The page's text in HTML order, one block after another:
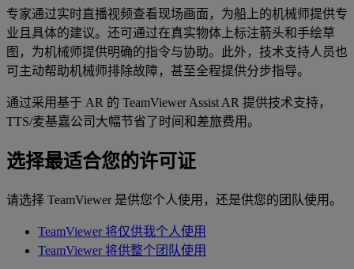
专家通过实时直播视频查看现场画面，为船上的机械师提供专
业且具体的建议。还可通过在真实物体上标注箭头和手绘草
图，为机械师提供明确的指令与协助。此外，技术支持人员也
可主动帮助机械师排除故障，甚至全程提供分步指导。
通过采用基于 AR 的 TeamViewer Assist AR 提供技术支持，
TTS/麦基嘉公司大幅节省了时间和差旅费用。
选择最适合您的许可证
请选择 TeamViewer 是供您个人使用，还是供您的团队使用。
TeamViewer 将仅供我个人使用
TeamViewer 将供整个团队使用